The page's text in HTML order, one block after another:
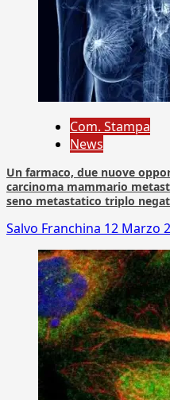
Com. Stampa
News
Un farmaco, due nuove
carcinoma mammario
seno metastatico triplo
Salvo Franchina 12 Marzo